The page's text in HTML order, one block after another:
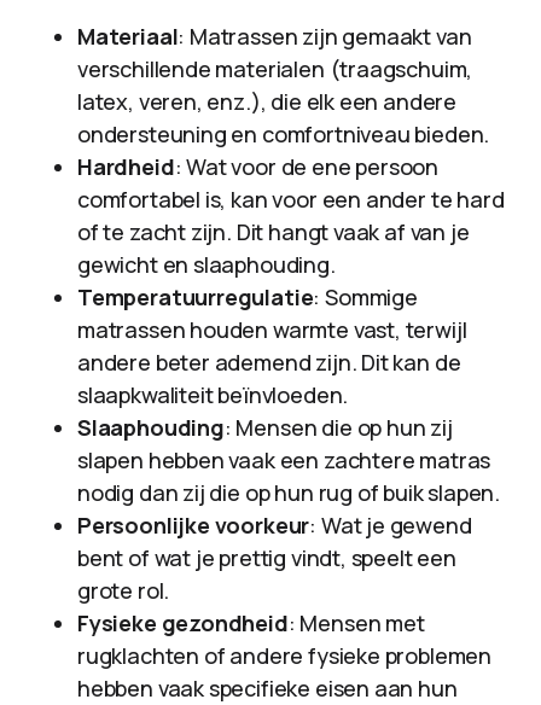
Materiaal: Matrassen zijn gemaakt van
verschillende materialen (traagschuim,
latex, veren, enz.), die elk een andere
ondersteuning en comfortniveau bieden.
Hardheid: Wat voor de ene persoon
comfortabel is, kan voor een ander te hard
of te zacht zijn. Dit hangt vaak af van je
gewicht en slaaphouding.
Temperatuurregulatie: Sommige
matrassen houden warmte vast, terwijl
andere beter ademend zijn. Dit kan de
slaapkwaliteit beïnvloeden.
Slaaphouding: Mensen die op hun zij
slapen hebben vaak een zachtere matras
nodig dan zij die op hun rug of buik slapen.
Persoonlijke voorkeur: Wat je gewend
bent of wat je prettig vindt, speelt een
grote rol.
Fysieke gezondheid: Mensen met
rugklachten of andere fysieke problemen
hebben vaak specifieke eisen aan hun